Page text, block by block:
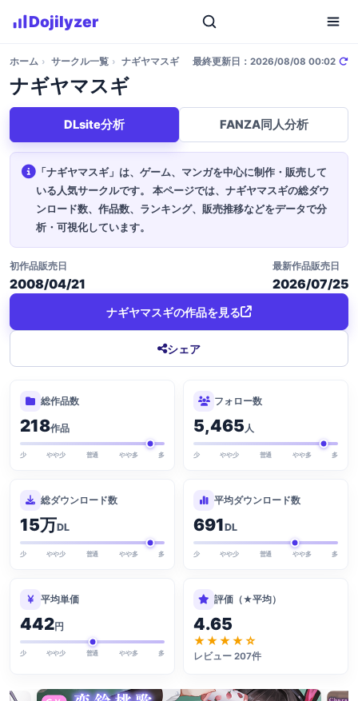
Dojilyzer
ホーム › サークル一覧 › ナギヤマスギ 最終更新日：2026/08/08 00:02
ナギヤマスギ
DLsite分析 FANZA同人分析
「ナギヤマスギ」は、ゲーム、マンガを中心に制作・販売して
いる人気サークルです。
本ページでは、ナギヤマスギの総ダウ
ンロード数、作品数、ランキング、販売推移などをデータで分
析・可視化しています。
初作品販売日
2008/04/21
最新作品販売日
2026/07/25
シェア
ナギヤマスギの作品を見る
総作品数
218作品
少 やや少 普通 やや多 多
フォロー数
5,465人
少 やや少 普通 やや多 多
総ダウンロード数
15万DL
少 やや少 普通 やや多 多
平均ダウンロード数
691DL
少 やや少 普通 やや多 多
平均単価
442円
少 やや少 普通 やや多 多
評価（★平均）
4.65
★★★★☆
レビュー 207件